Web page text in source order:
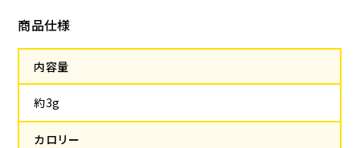
商品仕様
内容量
約3g
カロリー